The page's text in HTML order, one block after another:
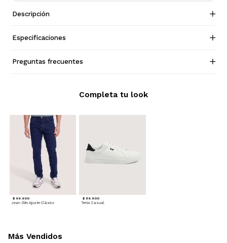
Descripción
Especificaciones
Preguntas frecuentes
$ 99.900
Jean Slim Ajuste Clásico
$ 89.900
Tenis Casual
Completa tu look
Más Vendidos